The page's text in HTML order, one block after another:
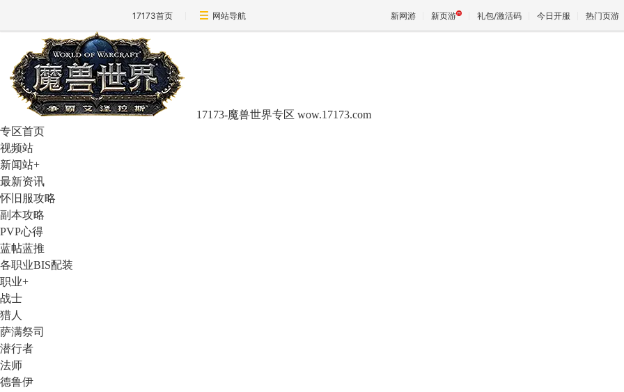
17173首页 网站导航 新网游 新页游 礼包/激活码 今日开服 热门页游
17173-魔兽世界专区 wow.17173.com
专区首页
视频站
新闻站+
最新资讯
怀旧服攻略
副本攻略
PVP心得
蓝帖蓝推
各职业BIS配装
职业+
战士
猎人
萨满祭司
潜行者
法师
德鲁伊